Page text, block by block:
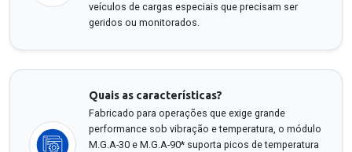
veículos de cargas especiais que precisam ser
geridos ou monitorados.
Quais as características?
Fabricado para operações que exige grande
performance sob vibração e temperatura, o módulo
M.G.A-30 e M.G.A-90* suporta picos de temperatura